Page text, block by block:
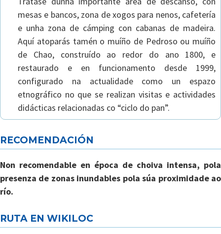
mesas e bancos, zona de xogos para nenos, cafetería
e unha zona de cámping con cabanas de madeira.
Aquí atoparás tamén o muíño de Pedroso ou muíño
de Chao, construído ao redor do ano 1800, e
restaurado e en funcionamento desde 1999,
configurado na actualidade como un espazo
etnográfico no que se realizan visitas e actividades
didácticas relacionadas co “ciclo do pan”.
RECOMENDACIÓN
Non recomendable en época de choiva intensa, pola
presenza de zonas inundables pola súa proximidade ao
río.
RUTA EN WIKILOC